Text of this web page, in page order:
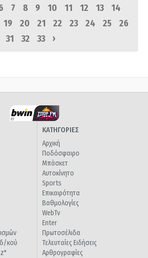
7 8 9 10 11 12 13
14
19 20 21 22 23 24 25
26
31 32 33 ›
κού
ΚΑΤΗΓΟΡΙΕΣ
Αρχική
Ποδόσφαιρο
Μπάσκετ
Αυτοκίνητο
Sports
Επικαιρότητα
Βαθμολογίες
WebTv
Enter
Πρωτοσέλιδα
Τελευταίες Ειδήσεις
Αρθρογραφίες